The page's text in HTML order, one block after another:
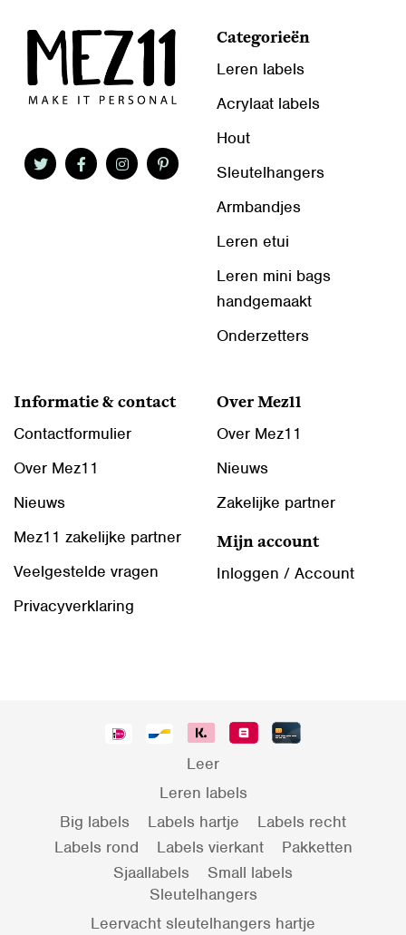
Categorieën
Leren labels
Acrylaat labels
Hout
Sleutelhangers
Armbandjes
Leren etui
Leren mini bags
handgemaakt
Onderzetters
Informatie & contact
Contactformulier
Over Mez11
Nieuws
Mez11 zakelijke partner
Veelgestelde vragen
Privacyverklaring
Over Mez11
Over Mez11
Nieuws
Zakelijke partner
Mijn account
Inloggen / Account
Leer
Leren labels
Big labels
Labels hartje
Labels recht
Labels rond
Labels vierkant
Pakketten
Sjaallabels
Small labels
Sleutelhangers
Leervacht sleutelhangers hartje